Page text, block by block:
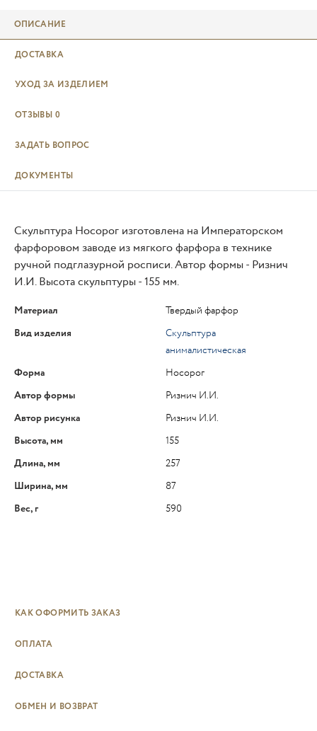
ОПИСАНИЕ
ДОСТАВКА
УХОД ЗА ИЗДЕЛИЕМ
ОТЗЫВЫ 0
ЗАДАТЬ ВОПРОС
ДОКУМЕНТЫ
Скульптура Носорог изготовлена на Императорском
фарфоровом заводе из мягкого фарфора в технике
ручной подглазурной росписи. Автор формы - Ризнич
И.И. Высота скульптуры - 155 мм.
Материал
Твердый фарфор
Вид изделия
Скульптура
анималистическая
Форма
Носорог
Автор формы
Ризнич И.И.
Автор рисунка
Ризнич И.И.
Высота, мм
155
Длина, мм
257
Ширина, мм
87
Вес, г
590
КАК ОФОРМИТЬ ЗАКАЗ
ОПЛАТА
ДОСТАВКА
ОБМЕН И ВОЗВРАТ